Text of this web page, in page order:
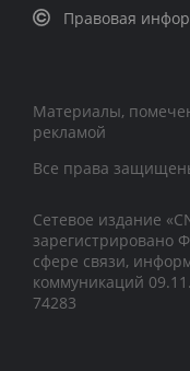
Правовая
Материалы,
рекламой
Все права
Сетевое издание
зарегистрировано
сфере связи,
коммуникаций
74283